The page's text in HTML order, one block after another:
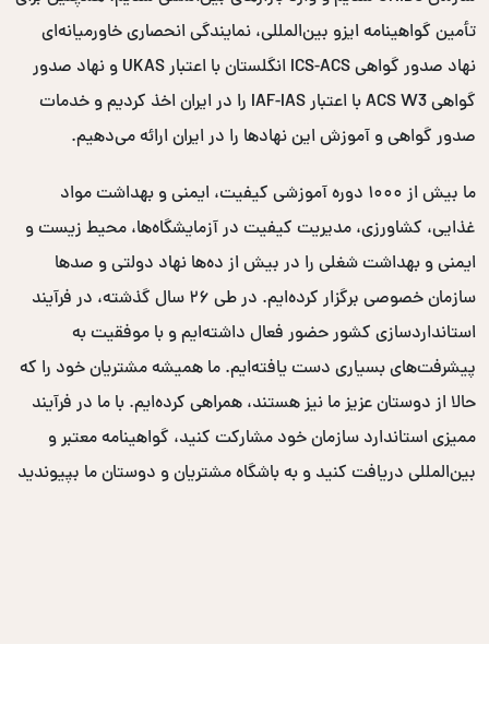
تأمین گواهینامه ایزو بین‌المللی، نمایندگی انحصاری خاورمیانه‌ای
نهاد صدور گواهی ICS-ACS انگلستان با اعتبار UKAS و نهاد صدور
گواهی ACS W3 با اعتبار IAF-IAS را در ایران اخذ کردیم و خدمات
صدور گواهی و آموزش این نهادها را در ایران ارائه می‌دهیم.
ما بیش از ۱۰۰۰ دوره آموزشی کیفیت، ایمنی و بهداشت مواد
غذایی، کشاورزی، مدیریت کیفیت در آزمایشگاه‌ها، محیط زیست و
ایمنی و بهداشت شغلی را در بیش از ده‌ها نهاد دولتی و صدها
سازمان خصوصی برگزار کرده‌ایم. در طی ۲۶ سال گذشته، در فرآیند
استانداردسازی کشور حضور فعال داشته‌ایم و با موفقیت به
پیشرفت‌های بسیاری دست یافته‌ایم. ما همیشه مشتریان خود را که
حالا از دوستان عزیز ما نیز هستند، همراهی کرده‌ایم. با ما در فرآیند
ممیزی استاندارد سازمان خود مشارکت کنید، گواهینامه معتبر و
بین‌المللی دریافت کنید و به باشگاه مشتریان و دوستان ما بپیوندید